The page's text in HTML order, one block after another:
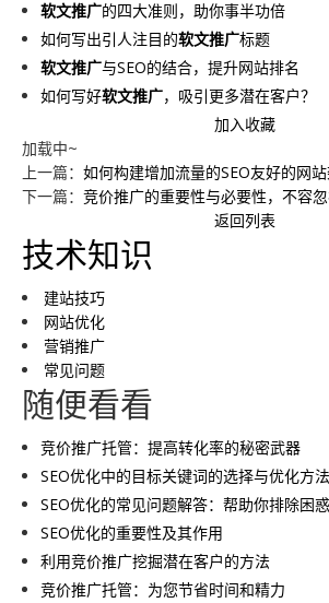
软文推广的四大准则，助你事半功倍
如何写出引人注目的软文推广标题
软文推广与SEO的结合，提升网站排名
如何写好软文推广，吸引更多潜在客户？
加入收藏
加载中~
上一篇： 如何构建增加流量的SEO友好的网
下一篇： 竞价推广的重要性与必要性，不容
返回列表
技术知识
建站技巧
网站优化
营销推广
常见问题
随便看看
竞价推广托管：提高转化率的秘密武器
SEO优化中的目标关键词的选择与优化方法
SEO优化的常见问题解答：帮助你排除困惑
SEO优化的重要性及其作用
利用竞价推广挖掘潜在客户的方法
竞价推广托管：为您节省时间和精力